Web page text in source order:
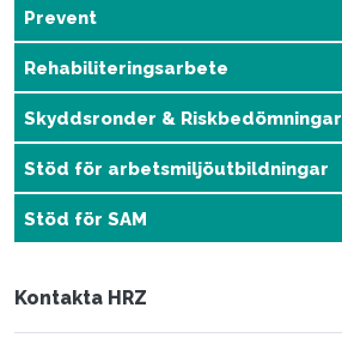
Prevent
Rehabiliteringsarbete
Skyddsronder & Riskbedömningar
Stöd för arbetsmiljöutbildningar
Stöd för SAM
Kontakta HRZ